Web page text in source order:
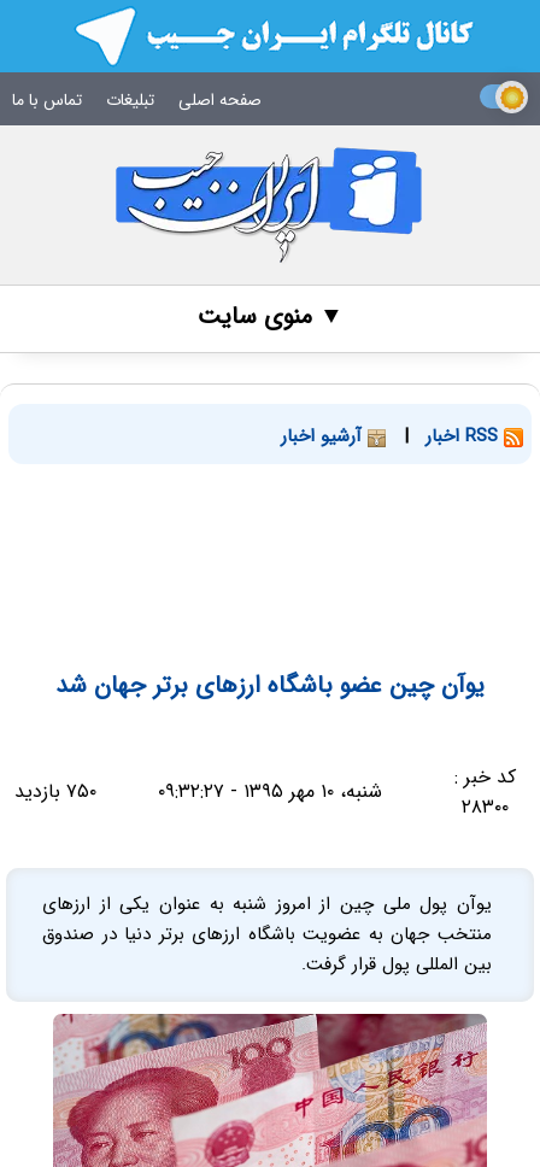
صفحه اصلی تبلیغات تماس با ما
▼ منوی سایت
| آرشیو اخبار
یوآن چین عضو باشگاه ارزهای برتر جهان شد
کد خبر :
۲۸۳۰۰
شنبه، ۱۰ مهر ۱۳۹۵ - ۰۹:۳۲:۲۷ ۷۵۰ بازدید
یوآن پول ملی چین از امروز شنبه به عنوان یکی از ارزهای
منتخب جهان به عضویت باشگاه ارزهای برتر دنیا در صندوق
بین المللی پول قرار گرفت.